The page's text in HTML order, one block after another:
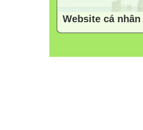
Website cá